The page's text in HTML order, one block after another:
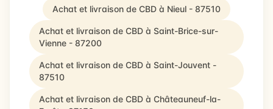
Achat et livraison de CBD à Nieul - 87510
Achat et livraison de CBD à Saint-Brice-sur-
Vienne - 87200
Achat et livraison de CBD à Saint-Jouvent -
87510
Achat et livraison de CBD à Châteauneuf-la-